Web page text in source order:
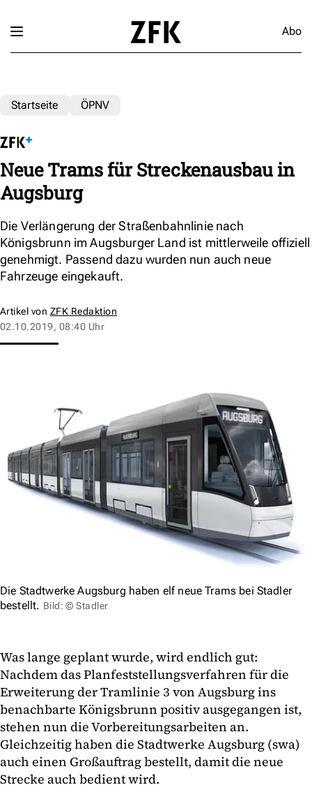
Abo
Startseite ÖPNV
Neue Trams für Streckenausbau in
Augsburg
Die Verlängerung der Straßenbahnlinie nach
Königsbrunn im Augsburger Land ist mittlerweile offiziell
genehmigt. Passend dazu wurden nun auch neue
Fahrzeuge eingekauft.
Artikel von ZFK Redaktion
02.10.2019, 08:40 Uhr
Die Stadtwerke Augsburg haben elf neue Trams bei Stadler
bestellt. Bild: © Stadler
Was lange geplant wurde, wird endlich gut:
Nachdem das Planfeststellungsverfahren für die
Erweiterung der Tramlinie 3 von Augsburg ins
benachbarte Königsbrunn positiv ausgegangen ist,
stehen nun die Vorbereitungsarbeiten an.
Gleichzeitig haben die Stadtwerke Augsburg (swa)
auch einen Großauftrag bestellt, damit die neue
Strecke auch bedient wird.